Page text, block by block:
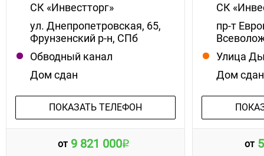
СК «Инвестторг»
ул. Днепропетровская, 65,
Фрунзенский р-н, СПб
Обводный канал
Дом сдан
ПОКАЗАТЬ ТЕЛЕФОН
от 9 821 000
СК
пр-т
Улица
Дом сдан
от